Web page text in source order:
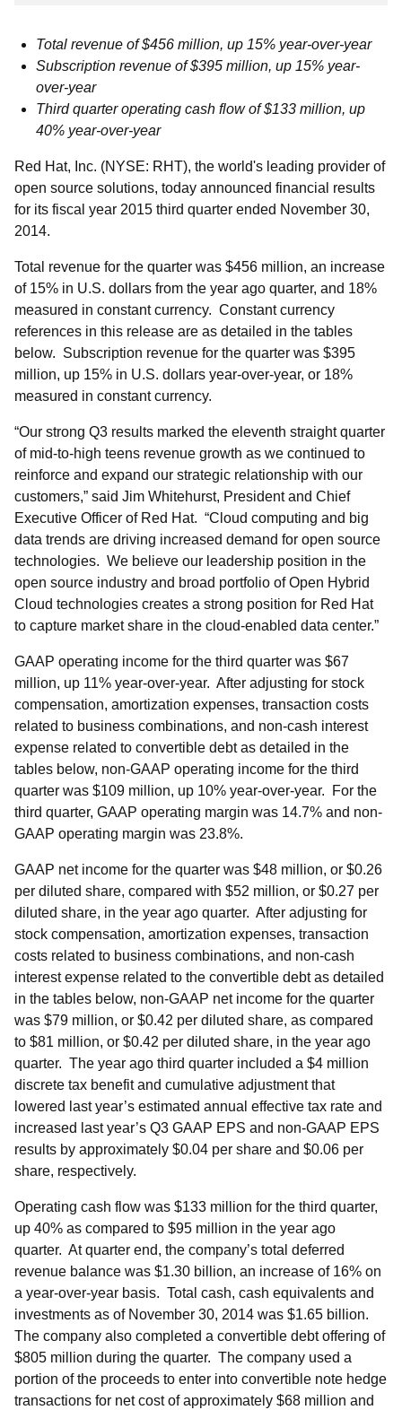
Total revenue of $456 million, up 15% year-over-year
Subscription revenue of $395 million, up 15% year-
over-year
Third quarter operating cash flow of $133 million, up
40% year-over-year
Red Hat, Inc. (NYSE: RHT), the world's leading provider of
open source solutions, today announced financial results
for its fiscal year 2015 third quarter ended November 30,
2014.
Total revenue for the quarter was $456 million, an increase
of 15% in U.S. dollars from the year ago quarter, and 18%
measured in constant currency. Constant currency
references in this release are as detailed in the tables
below. Subscription revenue for the quarter was $395
million, up 15% in U.S. dollars year-over-year, or 18%
measured in constant currency.
“Our strong Q3 results marked the eleventh straight quarter
of mid-to-high teens revenue growth as we continued to
reinforce and expand our strategic relationship with our
customers,” said Jim Whitehurst, President and Chief
Executive Officer of Red Hat. “Cloud computing and big
data trends are driving increased demand for open source
technologies. We believe our leadership position in the
open source industry and broad portfolio of Open Hybrid
Cloud technologies creates a strong position for Red Hat
to capture market share in the cloud-enabled data center.”
GAAP operating income for the third quarter was $67
million, up 11% year-over-year. After adjusting for stock
compensation, amortization expenses, transaction costs
related to business combinations, and non-cash interest
expense related to convertible debt as detailed in the
tables below, non-GAAP operating income for the third
quarter was $109 million, up 10% year-over-year. For the
third quarter, GAAP operating margin was 14.7% and non-
GAAP operating margin was 23.8%.
GAAP net income for the quarter was $48 million, or $0.26
per diluted share, compared with $52 million, or $0.27 per
diluted share, in the year ago quarter. After adjusting for
stock compensation, amortization expenses, transaction
costs related to business combinations, and non-cash
interest expense related to the convertible debt as detailed
in the tables below, non-GAAP net income for the quarter
was $79 million, or $0.42 per diluted share, as compared
to $81 million, or $0.42 per diluted share, in the year ago
quarter. The year ago third quarter included a $4 million
discrete tax benefit and cumulative adjustment that
lowered last year’s estimated annual effective tax rate and
increased last year’s Q3 GAAP EPS and non-GAAP EPS
results by approximately $0.04 per share and $0.06 per
share, respectively.
Operating cash flow was $133 million for the third quarter,
up 40% as compared to $95 million in the year ago
quarter. At quarter end, the company’s total deferred
revenue balance was $1.30 billion, an increase of 16% on
a year-over-year basis. Total cash, cash equivalents and
investments as of November 30, 2014 was $1.65 billion.
The company also completed a convertible debt offering of
$805 million during the quarter. The company used a
portion of the proceeds to enter into convertible note hedge
transactions for net cost of approximately $68 million and